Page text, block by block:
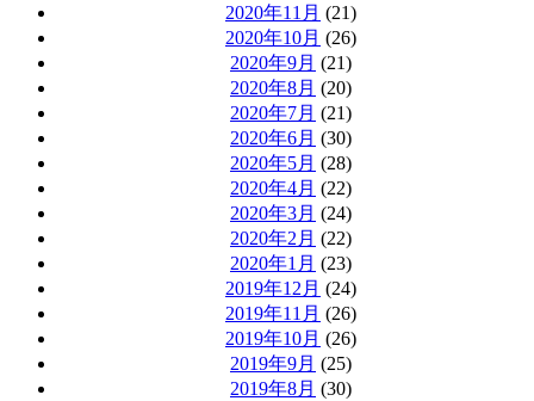
2020年11月 (21)
2020年10月 (26)
2020年9月 (21)
2020年8月 (20)
2020年7月 (21)
2020年6月 (30)
2020年5月 (28)
2020年4月 (22)
2020年3月 (24)
2020年2月 (22)
2020年1月 (23)
2019年12月 (24)
2019年11月 (26)
2019年10月 (26)
2019年9月 (25)
2019年8月 (30)